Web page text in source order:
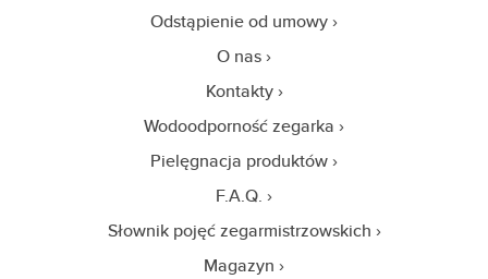
Odstąpienie od umowy
O nas
Kontakty
Wodoodporność zegarka
Pielęgnacja produktów
F.A.Q.
Słownik pojęć zegarmistrzowskich
Magazyn